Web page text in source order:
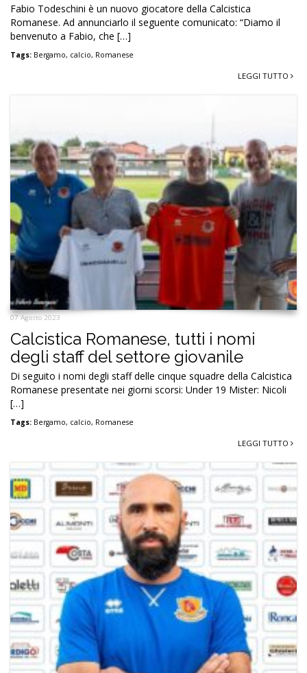
Fabio Todeschini è un nuovo giocatore della Calcistica
Romanese. Ad annunciarlo il seguente comunicato: “Diamo il
benvenuto a Fabio, che […]
Tags: Bergamo, calcio, Romanese
LEGGI TUTTO
07 Agosto 2023
Calcistica Romanese, tutti i nomi
degli staff del settore giovanile
Di seguito i nomi degli staff delle cinque squadre della Calcistica
Romanese presentate nei giorni scorsi: Under 19 Mister: Nicoli
[…]
Tags: Bergamo, calcio, Romanese
LEGGI TUTTO